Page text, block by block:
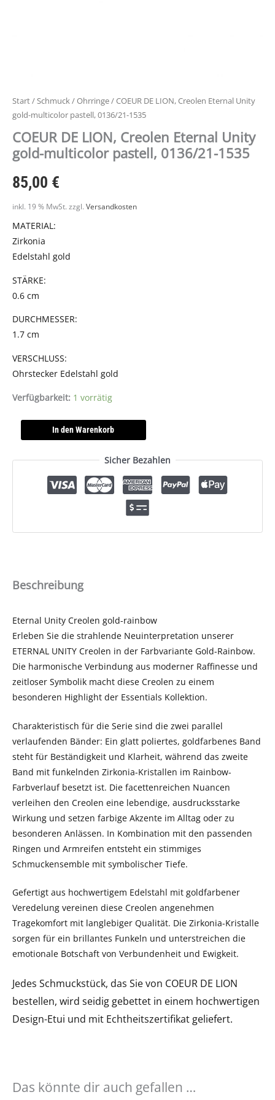
Start/Schmuck/Ohrringe/ COEUR DE LION, Creolen Eternal Unity
gold-multicolor pastell, 0136/21-1535
COEUR DE LION, Creolen Eternal Unity
gold-multicolor pastell, 0136/21-1535
85,00 €
inkl. 19 % MwSt. zzgl. Versandkosten
MATERIAL:
Zirkonia
Edelstahl gold
STÄRKE:
0.6 cm
DURCHMESSER:
1.7 cm
VERSCHLUSS:
Ohrstecker Edelstahl gold
Verfügbarkeit: 1 vorrätig
In den Warenkorb
Sicher Bezahlen
Beschreibung
Eternal Unity Creolen gold-rainbow
Erleben Sie die strahlende Neuinterpretation unserer
ETERNAL UNITY Creolen in der Farbvariante Gold-Rainbow.
Die harmonische Verbindung aus moderner Raffinesse und
zeitloser Symbolik macht diese Creolen zu einem
besonderen Highlight der Essentials Kollektion.
Charakteristisch für die Serie sind die zwei parallel
verlaufenden Bänder: Ein glatt poliertes, goldfarbenes Band
steht für Beständigkeit und Klarheit, während das zweite
Band mit funkelnden Zirkonia-Kristallen im Rainbow-
Farbverlauf besetzt ist. Die facettenreichen Nuancen
verleihen den Creolen eine lebendige, ausdrucksstarke
Wirkung und setzen farbige Akzente im Alltag oder zu
besonderen Anlässen. In Kombination mit den passenden
Ringen und Armreifen entsteht ein stimmiges
Schmuckensemble mit symbolischer Tiefe.
Gefertigt aus hochwertigem Edelstahl mit goldfarbener
Veredelung vereinen diese Creolen angenehmen
Tragekomfort mit langlebiger Qualität. Die Zirkonia-Kristalle
sorgen für ein brillantes Funkeln und unterstreichen die
emotionale Botschaft von Verbundenheit und Ewigkeit.
Jedes Schmuckstück, das Sie von COEUR DE LION
bestellen, wird seidig gebettet in einem hochwertigen
Design-Etui und mit Echtheitszertifikat geliefert.
Das könnte dir auch gefallen …